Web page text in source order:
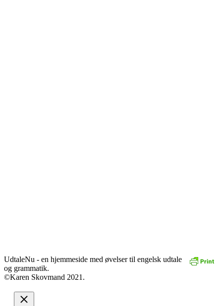
UdtaleNu - en hjemmeside med øvelser til engelsk udtale
og grammatik.
©Karen Skovmand 2021.